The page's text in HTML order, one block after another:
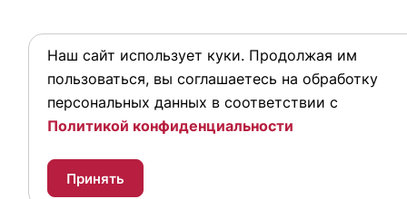
Наш сайт использует куки. Продолжая им
пользоваться, вы соглашаетесь на обработку
персональных данных в соответствии с
Политикой конфиденциальности
Принять